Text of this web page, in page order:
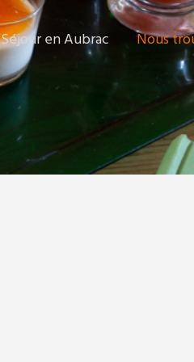
Séjour en Aubrac Nous